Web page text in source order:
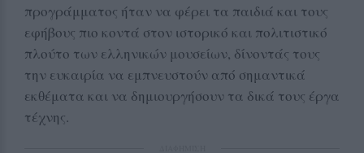
προγράμματος ήταν να φέρει τα παιδιά και τους
εφήβους πιο κοντά στον ιστορικό και πολιτιστικό
πλούτο των ελληνικών μουσείων, δίνοντάς τους
την ευκαιρία να εμπνευστούν από σημαντικά
εκθέματα και να δημιουργήσουν τα δικά τους έργα
τέχνης.